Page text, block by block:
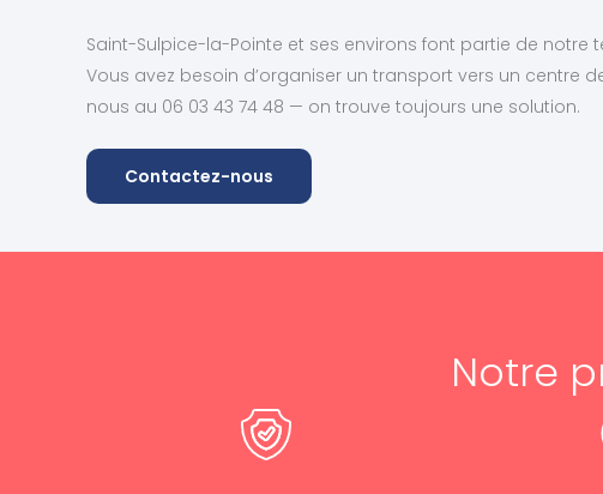
Saint-Sulpice-la-Pointe et ses environs font partie de notre
Vous avez besoin d’organiser un transport vers un centre
nous au 06 03 43 74 48 — on trouve toujours une solution.
Contactez-nous
Notre